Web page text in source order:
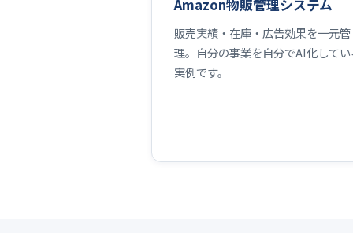
Amazon物販管理システム
販売実績・在庫・広告効果を一元管
理。自分の事業を自分でAI化して
実例です。